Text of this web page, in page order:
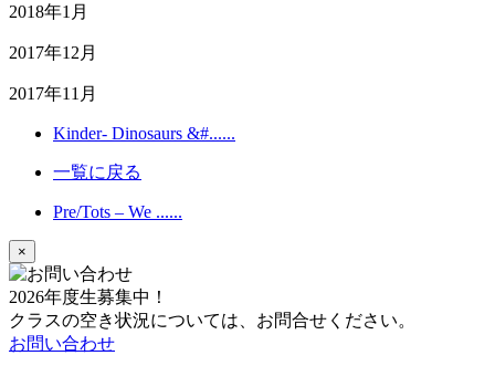
2018年1月
2017年12月
2017年11月
Kinder- Dinosaurs &#......
一覧に戻る
Pre/Tots – We ......
×
2026年度生募集中！
クラスの空き状況については、お問合せください。
お問い合わせ